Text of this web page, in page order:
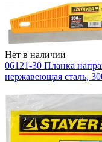
Нет в наличии
06121-30 Планка
нержавеющая сталь,